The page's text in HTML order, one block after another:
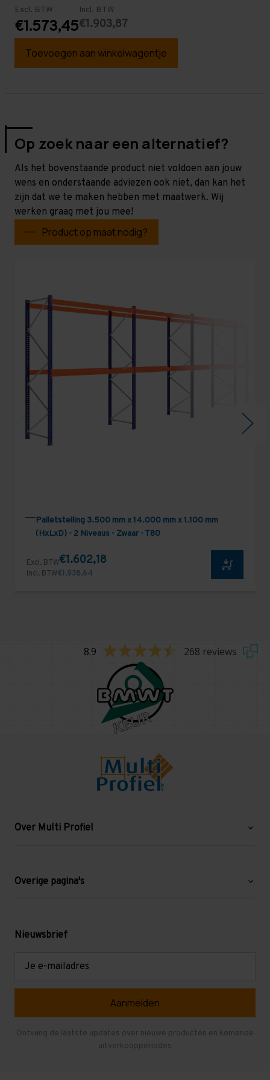
Excl. BTW
€1.573,45
Incl. BTW
€1.903,87
Toevoegen aan winkelwagentje
Op zoek naar een alternatief?
Als het bovenstaande product niet voldoen aan jouw
wens en onderstaande adviezen ook niet, dan kan het
zijn dat we te maken hebben met maatwerk. Wij
werken graag met jou mee!
Product op maat nodig?
Palletstelling 3.500 mm x 14.000 mm x 1.100 mm
(HxLxD) - 2 Niveaus - Zwaar - T80
Excl. BTW€1.602,18
Incl. BTW€1.938,64
8.9 268 reviews
Over Multi Profiel
Blog
Levering en afhalen
Overige pagina's
Mezzanine
Verdiepingsvloeren
Gebruikte entresolvloeren
Nieuwsbrief
Ontvang de laatste updates over nieuwe producten en komende
uitverkoopperiodes